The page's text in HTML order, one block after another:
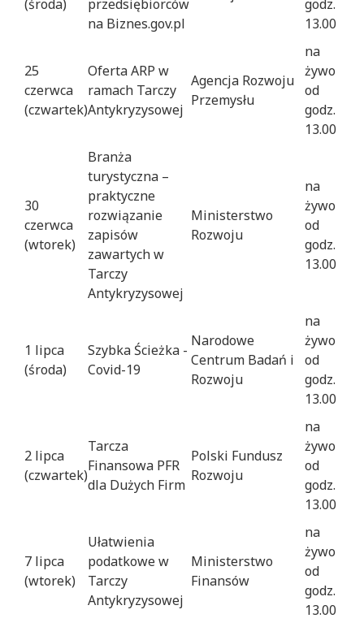
(środa)
przedsiębiorców
na Biznes.gov.pl
godz.
13.00
25
czerwca
(czwartek)
Oferta ARP w
ramach Tarczy
Antykryzysowej
Agencja Rozwoju
Przemysłu
na
żywo
od
godz.
13.00
30
czerwca
(wtorek)
Branża
turystyczna –
praktyczne
rozwiązanie
zapisów
zawartych w
Tarczy
Antykryzysowej
Ministerstwo
Rozwoju
na
żywo
od
godz.
13.00
1 lipca
(środa)
Szybka Ścieżka -
Covid-19
Narodowe
Centrum Badań i
Rozwoju
na
żywo
od
godz.
13.00
2 lipca
(czwartek)
Tarcza
Finansowa PFR
dla Dużych Firm
Polski Fundusz
Rozwoju
na
żywo
od
godz.
13.00
7 lipca
(wtorek)
Ułatwienia
podatkowe w
Tarczy
Antykryzysowej
Ministerstwo
Finansów
na
żywo
od
godz.
13.00